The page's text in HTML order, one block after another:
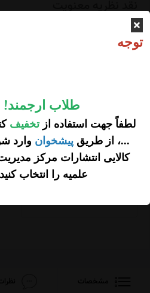
طلاب ارجمند!
لطفاً جهت استفاده از تخفیف
...، از طریق پیشخوان وارد
کالایی انتشارات مرکز
علمیه را انتخاب کنید
نقد نظريه معنويت
گرايي غير متكي به دين
100,000
تومان